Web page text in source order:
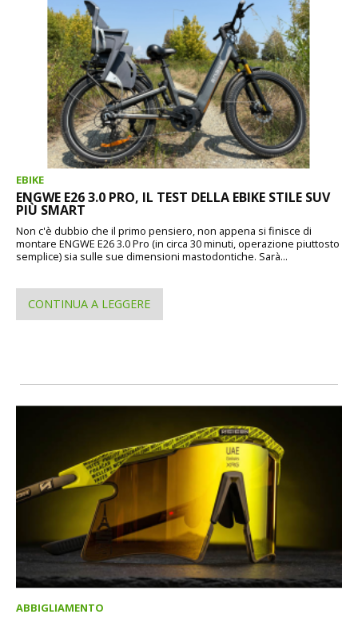
EBIKE
ENGWE E26 3.0 PRO, IL TEST DELLA EBIKE STILE SUV
PIÙ SMART
Non c'è dubbio che il primo pensiero, non appena si finisce di
montare ENGWE E26 3.0 Pro (in circa 30 minuti, operazione piuttosto
semplice) sia sulle sue dimensioni mastodontiche. Sarà...
CONTINUA A LEGGERE
ABBIGLIAMENTO